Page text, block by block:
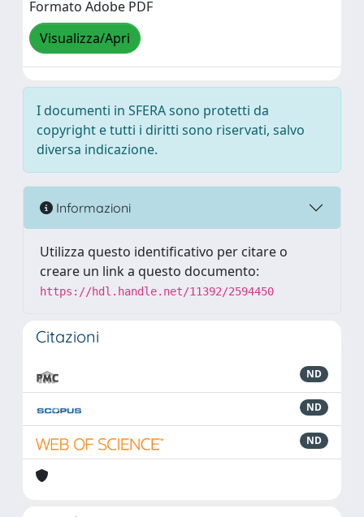
Formato Adobe PDF
Visualizza/Apri
I documenti in SFERA sono protetti da
copyright e tutti i diritti sono riservati, salvo
diversa indicazione.
Informazioni
Utilizza questo identificativo per citare o
creare un link a questo documento:
https://hdl.handle.net/11392/2594450
Citazioni
ND
ND
ND